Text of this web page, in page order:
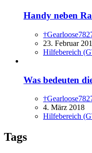
Handy neben
23. Februar
Hilfebereich
Was bedeuten
4. März 2018
Hilfebereich
Tags